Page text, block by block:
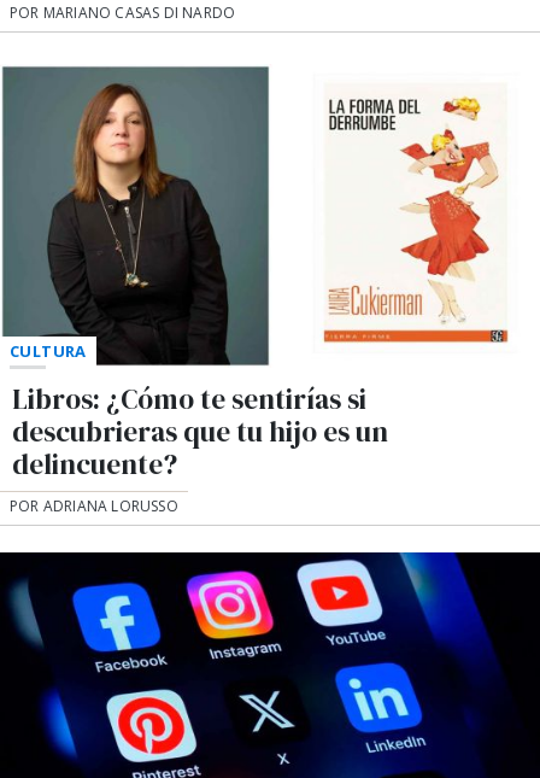
POR MARIANO CASAS DI NARDO
CULTURA
Libros: ¿Cómo te sentirías si
descubrieras que tu hijo es un
delincuente?
POR ADRIANA LORUSSO